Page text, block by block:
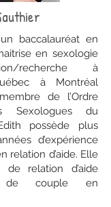
baccalauréat en
en sexologie
recherche à
à Montréal
de l’Ordre
Sexologues du
possède plus
d’expérience
relation d’aide. Elle
relation d’aide
de couple en